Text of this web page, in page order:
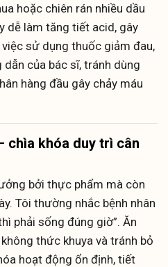
hoặc chiên rán nhiều dầu
dễ làm tăng tiết acid, gây
sử dụng thuốc giảm đau,
của bác sĩ, tránh dùng
hàng đầu gây chảy máu
chìa khóa duy trì cân
bởi thực phẩm mà còn
Tôi thường nhắc bệnh nhân
phải sống đúng giờ”. Ăn
thức khuya và tránh bỏ
hoạt động ổn định, tiết